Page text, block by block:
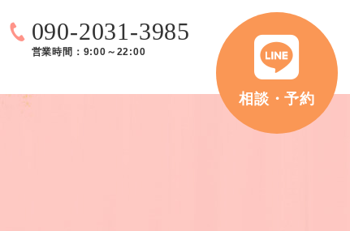
090-2031-3985
営業時間：9:00～22:00
相談・予約